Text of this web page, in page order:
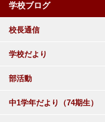
学校ブログ
校長通信
学校だより
部活動
中1学年だより（74期生）